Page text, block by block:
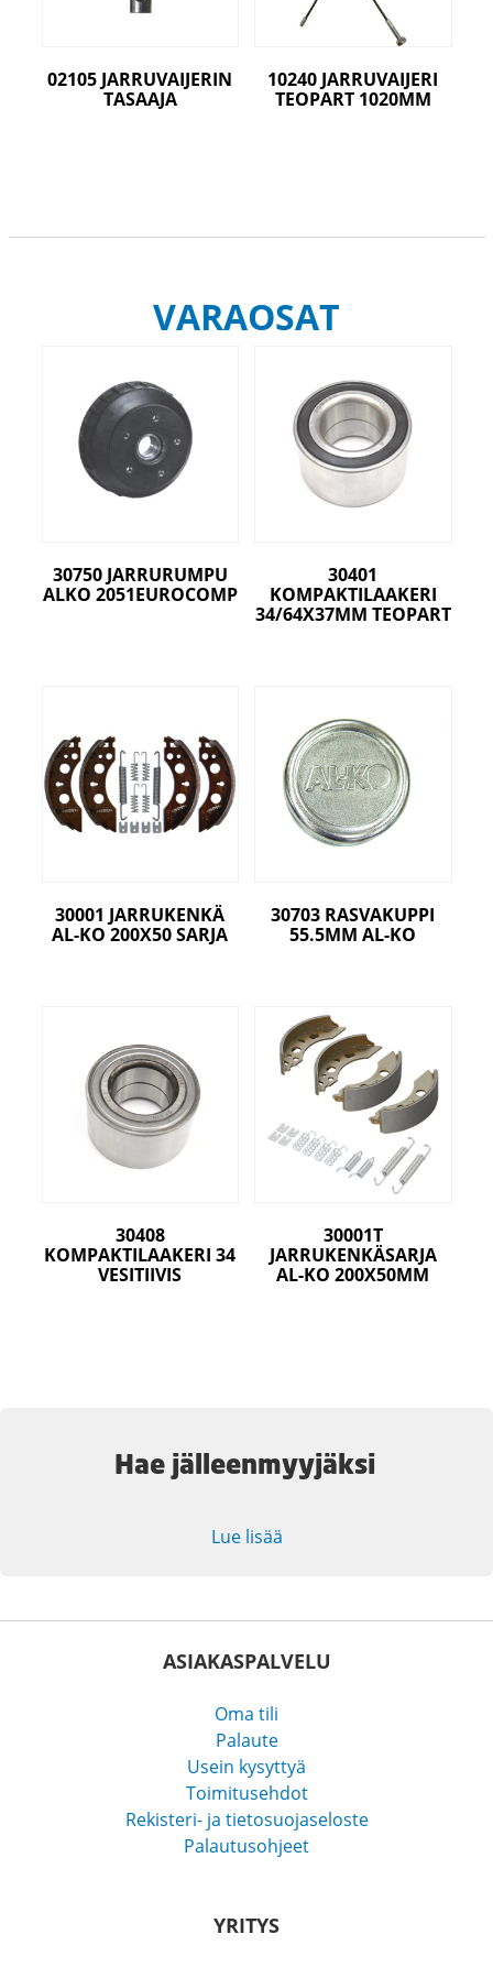
02105 JARRUVAIJERIN
TASAAJA
10240 JARRUVAIJERI
TEOPART 1020MM
VARAOSAT
30750 JARRURUMPU
ALKO 2051EUROCOMP
30401
KOMPAKTILAAKERI
34/64X37MM TEOPART
30001 JARRUKENKÄ
AL-KO 200X50 SARJA
30703 RASVAKUPPI
55.5MM AL-KO
30408
KOMPAKTILAAKERI 34
VESITIIVIS
30001T
JARRUKENKÄSARJA
AL-KO 200X50MM
Hae jälleenmyyjäksi
Lue lisää
ASIAKASPALVELU
Oma tili
Palaute
Usein kysyttyä
Toimitusehdot
Rekisteri- ja tietosuojaseloste
Palautusohjeet
YRITYS